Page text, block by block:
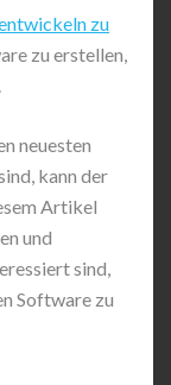
zu
zu erstellen,
neuesten
kann der
Artikel
und
sind,
Software zu